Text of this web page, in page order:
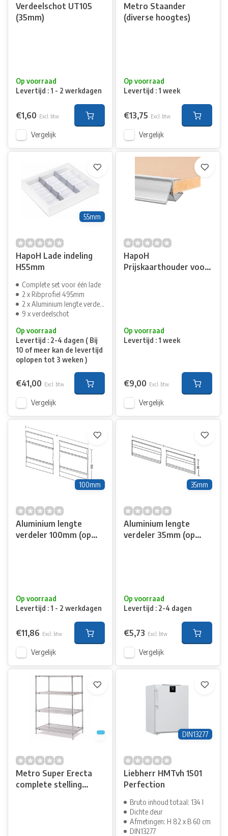
Verdeelschot UT105
(35mm)
Op voorraad
Levertijd : 1 - 2 werkdagen
€1,60 Excl. btw
Vergelijk
Metro Staander
(diverse hoogtes)
Op voorraad
Levertijd : 1 week
€13,75 Excl. btw
Vergelijk
55mm
HapoH Lade indeling
H55mm
Complete set voor één lade
2 x Ribprofiel 495mm
2 x Aluminium lengte verdeler
9 x verdeelschot
Op voorraad
Levertijd : 2-4 dagen ( Bij
10 of meer kan de levertijd
oplopen tot 3 weken )
€41,00 Excl. btw
Vergelijk
HapoH
Prijskaarthouder voor
Op voorraad
Levertijd : 1 week
€9,00 Excl. btw
Vergelijk
100mm
Aluminium lengte
verdeler 100mm (op
Op voorraad
Levertijd : 1 - 2 werkdagen
€11,86 Excl. btw
Vergelijk
35mm
Aluminium lengte
verdeler 35mm (op
Op voorraad
Levertijd : 2-4 dagen
€5,73 Excl. btw
Vergelijk
Metro Super Erecta
complete stelling
DIN13277
Liebherr HMTvh 1501
Perfection
Bruto inhoud totaal: 134 l
Dichte deur
Afmetingen: H 82 x B 60 cm
DIN13277